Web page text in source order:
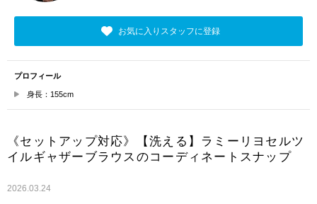
お気に入りスタッフに登録
プロフィール
身長：155cm
《セットアップ対応》【洗える】ラミーリヨセルツ
イルギャザーブラウスのコーディネートスナップ
2026.03.24